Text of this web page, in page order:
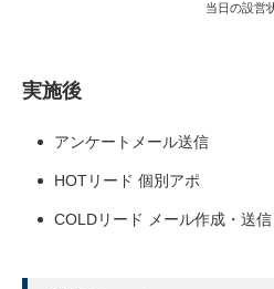
当日の設営
実施後
アンケートメール送信
HOTリード 個別アポ
COLDリード メール作成・送信